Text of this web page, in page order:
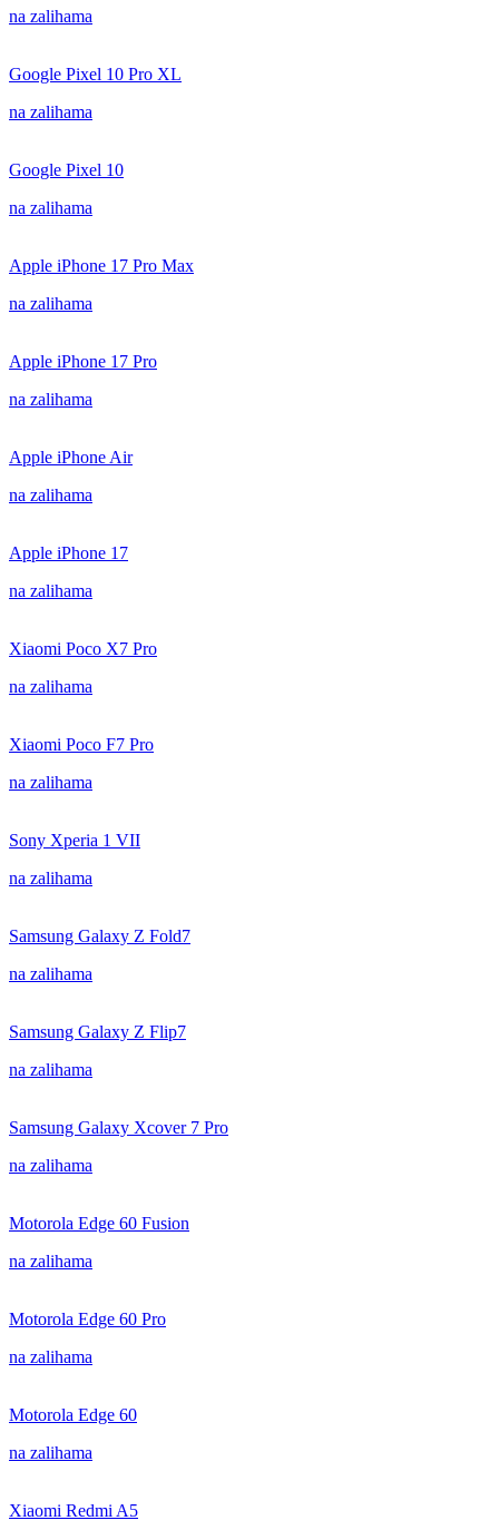
na zalihama
Google Pixel 10 Pro XL
na zalihama
Google Pixel 10
na zalihama
Apple iPhone 17 Pro Max
na zalihama
Apple iPhone 17 Pro
na zalihama
Apple iPhone Air
na zalihama
Apple iPhone 17
na zalihama
Xiaomi Poco X7 Pro
na zalihama
Xiaomi Poco F7 Pro
na zalihama
Sony Xperia 1 VII
na zalihama
Samsung Galaxy Z Fold7
na zalihama
Samsung Galaxy Z Flip7
na zalihama
Samsung Galaxy Xcover 7 Pro
na zalihama
Motorola Edge 60 Fusion
na zalihama
Motorola Edge 60 Pro
na zalihama
Motorola Edge 60
na zalihama
Xiaomi Redmi A5